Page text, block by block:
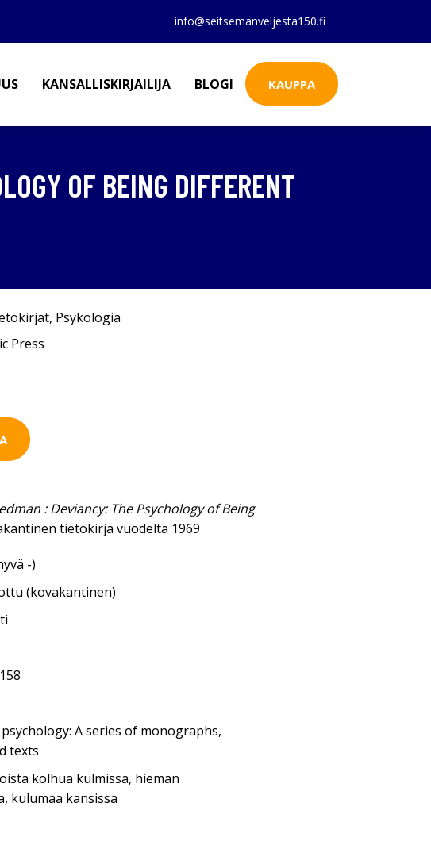
info@seitsemanveljesta150.fi
KANSALLISKIRJAILIJA BLOGI KAUPPA
OF BEING DIFFERENT
, Psykologia
Press
: Deviancy: The Psychology of Being
tietokirja vuodelta 1969
-)
(kovakantinen)
psychology: A series of monographs,
texts
kolhua kulmissa, hieman
kulumaa kansissa